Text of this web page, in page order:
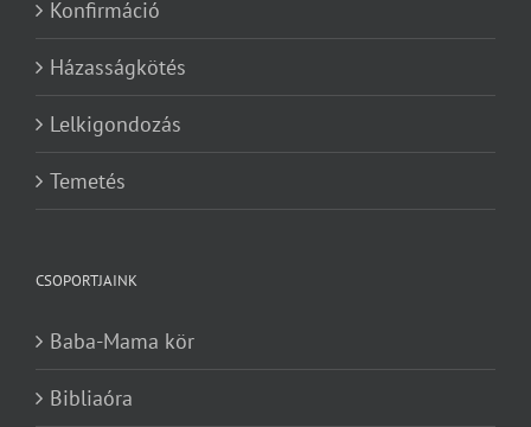
Konfirmáció
Házasságkötés
Lelkigondozás
Temetés
CSOPORTJAINK
Baba-Mama kör
Bibliaóra